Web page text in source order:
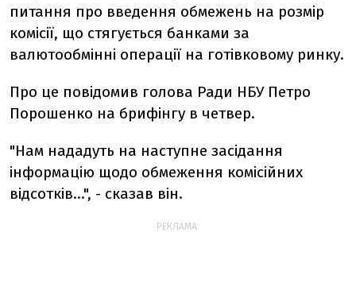
питання про введення обмежень на розмір
комісії, що стягується банками за
валютообмінні операції на готівковому ринку.
Про це повідомив голова Ради НБУ Петро
Порошенко на брифінгу в четвер.
"Нам нададуть на наступне засідання
інформацію щодо обмеження комісійних
відсотків...", - сказав він.
РЕКЛАМА: